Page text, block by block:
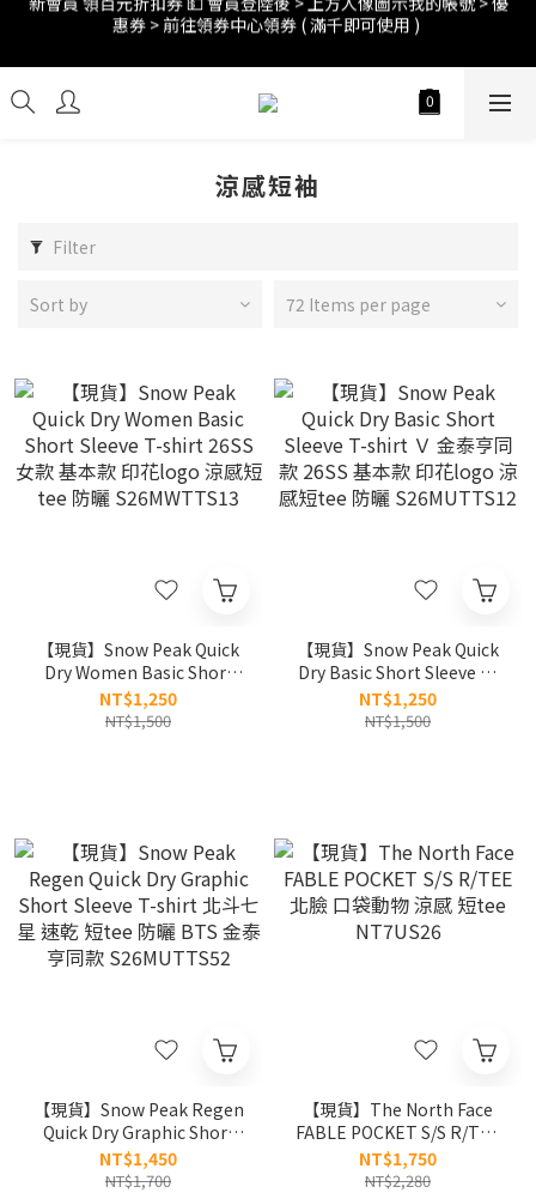
訂單折扣後滿$2500超商免運;$4000宅配免運 🚚
涼感短袖
Filter
Sort by 72 Items per page
【現貨】Snow Peak Quick
Dry Women Basic Short
Sleeve T-shirt 26SS 女款 基
本款 印花logo 涼感短tee 防
NT$1,250
NT$1,500
【現貨】Snow Peak Quick
Dry Basic Short Sleeve T-
shirt Ｖ 金泰亨同款 26SS 基
本款 印花logo 涼感短tee 防
NT$1,250
NT$1,500
【現貨】Snow Peak Regen
Quick Dry Graphic Short
Sleeve T-shirt 北斗七星 速
乾 短tee 防曬 BTS 金泰亨同
NT$1,450
NT$1,700
【現貨】The North Face
FABLE POCKET S/S R/TEE
北臉 口袋動物 涼感 短tee
NT7US26
NT$1,750
NT$2,280